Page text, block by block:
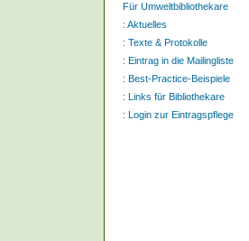
Für Umweltbibliothekare
: Aktuelles
: Texte & Protokolle
: Eintrag in die Mailingliste
: Best-Practice-Beispiele
: Links für Bibliothekare
: Login zur Eintragspflege